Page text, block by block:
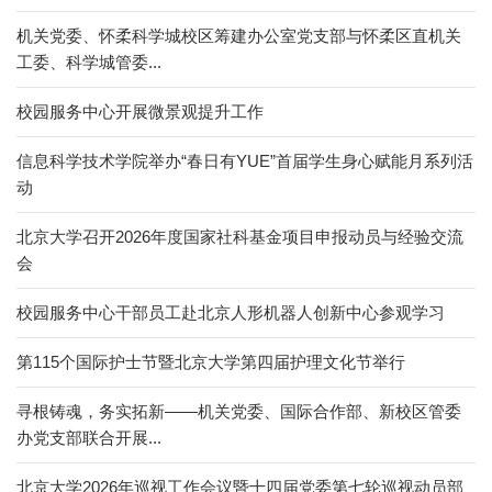
机关党委、怀柔科学城校区筹建办公室党支部与怀柔区直机关
工委、科学城管委...
校园服务中心开展微景观提升工作
信息科学技术学院举办“春日有YUE”首届学生身心赋能月系列活
动
北京大学召开2026年度国家社科基金项目申报动员与经验交流
会
校园服务中心干部员工赴北京人形机器人创新中心参观学习
第115个国际护士节暨北京大学第四届护理文化节举行
寻根铸魂，务实拓新——机关党委、国际合作部、新校区管委
办党支部联合开展...
北京大学2026年巡视工作会议暨十四届党委第七轮巡视动员部